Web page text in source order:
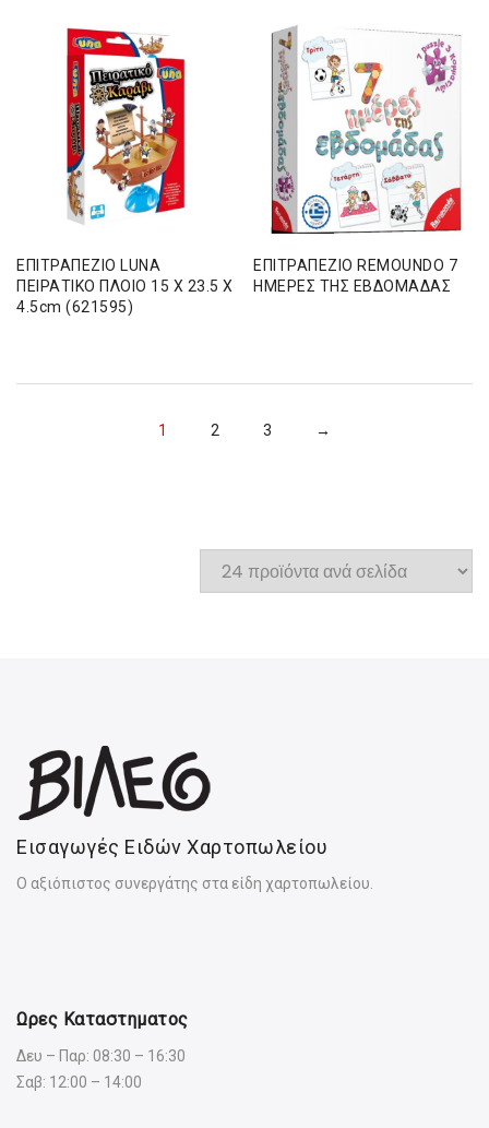
ΕΠΙΤΡΑΠΕΖΙΟ LUNA
ΠΕΙΡΑΤΙΚΟ ΠΛΟΙΟ 15 X 23.5 X
4.5cm (621595)
ΕΠΙΤΡΑΠΕΖΙΟ REMOUNDO 7
ΗΜΕΡΕΣ ΤΗΣ ΕΒΔΟΜΑΔΑΣ
1 2 3 →
Εισαγωγές Ειδών Χαρτοπωλείου
Ο αξιόπιστος συνεργάτης στα είδη χαρτοπωλείου.
Ωρες Καταστηματος
Δευ – Παρ: 08:30 – 16:30
Σαβ: 12:00 – 14:00